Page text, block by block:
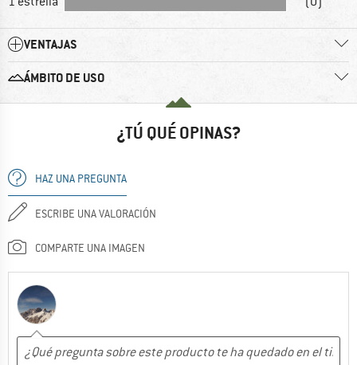
VENTAJAS
ÁMBITO DE USO
¿TÚ QUÉ OPINAS?
HAZ UNA PREGUNTA
ESCRIBE UNA VALORACIÓN
COMPARTE UNA IMAGEN